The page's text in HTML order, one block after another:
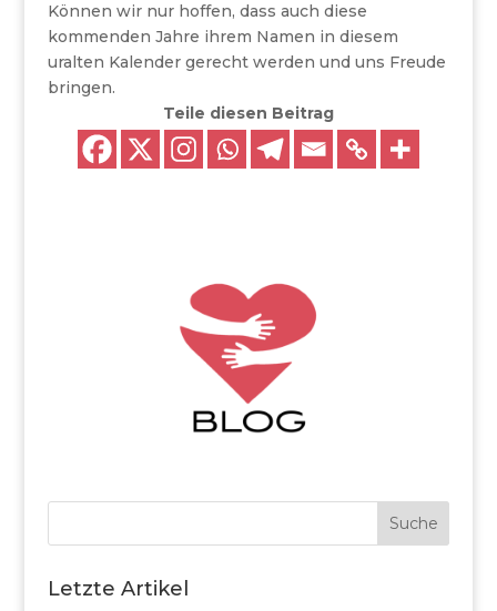
Können wir nur hoffen, dass auch diese
kommenden Jahre ihrem Namen in diesem
uralten Kalender gerecht werden und uns Freude
bringen.
Teile diesen Beitrag
Suche
Letzte Artikel